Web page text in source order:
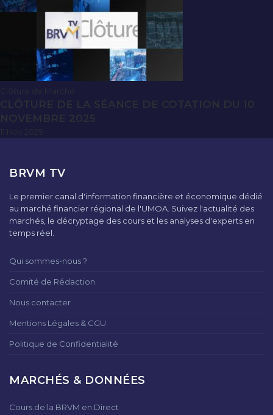
CLÔTURE DE LA SÉANCE DE COTATION DU 10
NOVEMBRE 2025
BRVM TV
Le premier canal d'information financière et économique dédié
au marché financier régional de l'UMOA. Suivez l'actualité des
marchés, le décryptage des cours et les analyses d'experts en
temps réel.
Qui sommes-nous ?
Comité de Rédaction
Nous contacter
Mentions Légales & CGU
Politique de Confidentialité
MARCHÉS & DONNÉES
Cours de la BRVM en Direct